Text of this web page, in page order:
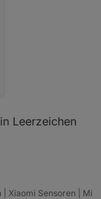
Leerzeichen
| Xiaomi Sensoren | Mi